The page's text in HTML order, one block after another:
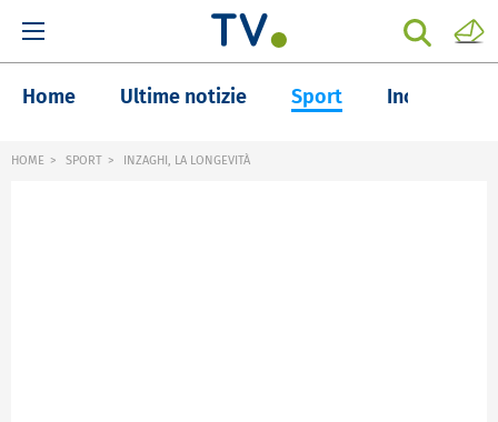
Home Ultime notizie Sport Inchieste
HOME SPORT INZAGHI, LA LONGEVITÀ